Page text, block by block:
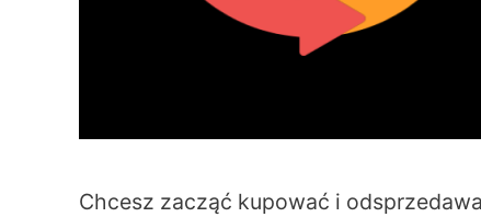
Chcesz zacząć kupować i